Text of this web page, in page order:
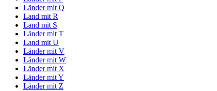
Länder mit Q
Land mit R
Land mit S
Länder mit T
Land mit U
Länder mit V
Länder mit W
Länder mit X
Länder mit Y
Länder mit Z